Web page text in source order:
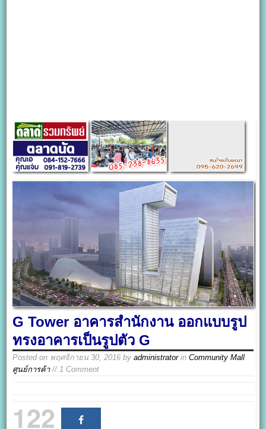
G Tower อาคารสำนักงาน ออกแบบรูป
ทรงอาคารเป็นรูปตัว G
Posted on พฤศจิกายน 30, 2016 byadministratorinCommunity Mall
ศูนย์การค้า// 1 Comment
122